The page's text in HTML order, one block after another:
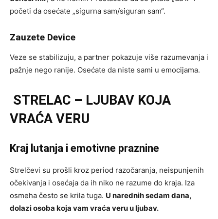
početi da osećate „sigurna sam/siguran sam“.
Zauzete Device
Veze se stabilizuju, a partner pokazuje više razumevanja i
pažnje nego ranije. Osećate da niste sami u emocijama.
STRELAC – LJUBAV KOJA
VRAĆA VERU
Kraj lutanja i emotivne praznine
Strelčevi su prošli kroz period razočaranja, neispunjenih
očekivanja i osećaja da ih niko ne razume do kraja. Iza
osmeha često se krila tuga. U narednih sedam dana,
dolazi osoba koja vam vraća veru u ljubav.